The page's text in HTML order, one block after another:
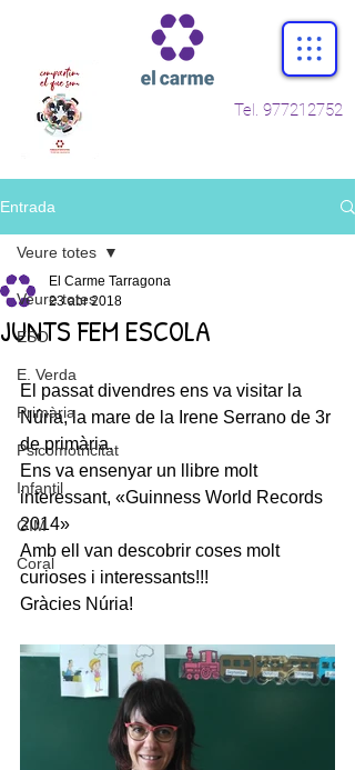
Tel. 977212752
Entrada
Veure totes
ESO
E. Verda
Primària
Psicomotricitat
Infantil
GIM
Coral
Veure totes
JUNTS FEM ESCOLA
El Carme Tarragona
23 abr 2018
El passat divendres ens va visitar la
Núria, la mare de la Irene Serrano de 3r
de primària.
Ens va ensenyar un llibre molt
interessant, «Guinness World Records
2014»
Amb ell van descobrir coses molt
curioses i interessants!!!
Gràcies Núria!